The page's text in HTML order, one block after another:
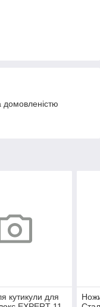
домовленістю
кутикули для